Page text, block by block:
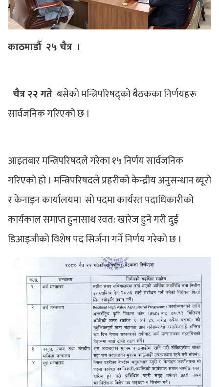
काठमाडौँ २५ चैत्र ।
चैत्र २२ गते बसेको मन्त्रिपरिषद्को बैठकका निर्णयहरू
सार्वजनिक गरिएको छ ।
आइतबार मन्त्रिपरिषदले गरेका १५ निर्णय सार्वजनिक
गरिएको हो । मन्त्रिपरिषदले प्रहरीको केन्द्रीय अनुसन्धान ब्यूरो
र केनाइन कार्यालयमा सो पदमा कार्यरत पदाधिकारीको
कार्यकाल समाप्त हुनासाथ स्वत: खारेज हुने गरी दुई
डिआइजीको विशेष पद सिर्जना गर्ने निर्णय गरेको छ ।